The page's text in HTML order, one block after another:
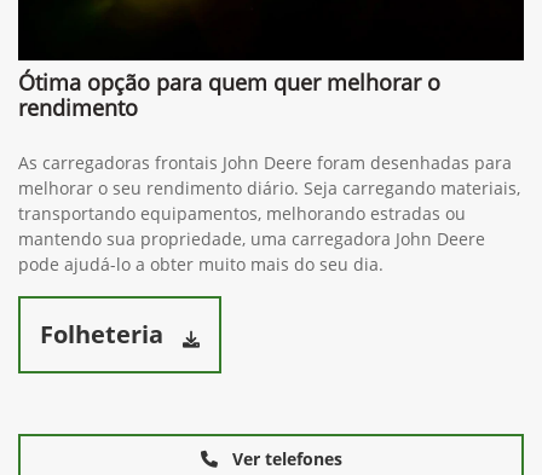
Ótima opção para quem quer melhorar o
rendimento
As carregadoras frontais John Deere foram desenhadas para
melhorar o seu rendimento diário. Seja carregando materiais,
transportando equipamentos, melhorando estradas ou
mantendo sua propriedade, uma carregadora John Deere
pode ajudá-lo a obter muito mais do seu dia.
Folheteria
Ver telefones